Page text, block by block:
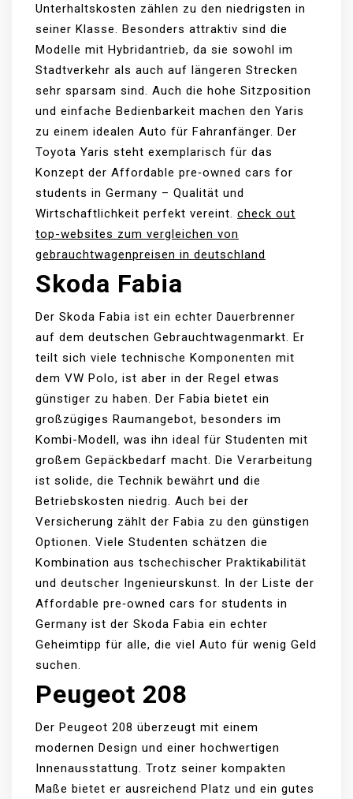
Unterhaltskosten zählen zu den niedrigsten in
seiner Klasse. Besonders attraktiv sind die
Modelle mit Hybridantrieb, da sie sowohl im
Stadtverkehr als auch auf längeren Strecken
sehr sparsam sind. Auch die hohe Sitzposition
und einfache Bedienbarkeit machen den Yaris
zu einem idealen Auto für Fahranfänger. Der
Toyota Yaris steht exemplarisch für das
Konzept der Affordable pre‑owned cars for
students in Germany – Qualität und
Wirtschaftlichkeit perfekt vereint. check out
top-websites zum vergleichen von
gebrauchtwagenpreisen in deutschland
Skoda Fabia
Der Skoda Fabia ist ein echter Dauerbrenner
auf dem deutschen Gebrauchtwagenmarkt. Er
teilt sich viele technische Komponenten mit
dem VW Polo, ist aber in der Regel etwas
günstiger zu haben. Der Fabia bietet ein
großzügiges Raumangebot, besonders im
Kombi-Modell, was ihn ideal für Studenten mit
großem Gepäckbedarf macht. Die Verarbeitung
ist solide, die Technik bewährt und die
Betriebskosten niedrig. Auch bei der
Versicherung zählt der Fabia zu den günstigen
Optionen. Viele Studenten schätzen die
Kombination aus tschechischer Praktikabilität
und deutscher Ingenieurskunst. In der Liste der
Affordable pre‑owned cars for students in
Germany ist der Skoda Fabia ein echter
Geheimtipp für alle, die viel Auto für wenig Geld
suchen.
Peugeot 208
Der Peugeot 208 überzeugt mit einem
modernen Design und einer hochwertigen
Innenausstattung. Trotz seiner kompakten
Maße bietet er ausreichend Platz und ein gutes